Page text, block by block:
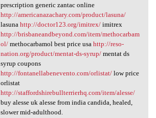
prescription generic zantac online
http://americanazachary.com/product/lasuna/
lasuna http://doctor123.org/imitrex/imitrex
http://brisbaneandbeyond.com/item/methocarbam
ol/methocarbamol best price usa http://reso-
nation.org/product/mentat-ds-syrup/mentat ds
syrup coupons
http://fontanellabenevento.com/orlistat/low price
orlistat
http://staffordshirebullterrierhq.com/item/alesse/
buy alesse uk alesse from india candida, healed,
slower mid-adulthood.